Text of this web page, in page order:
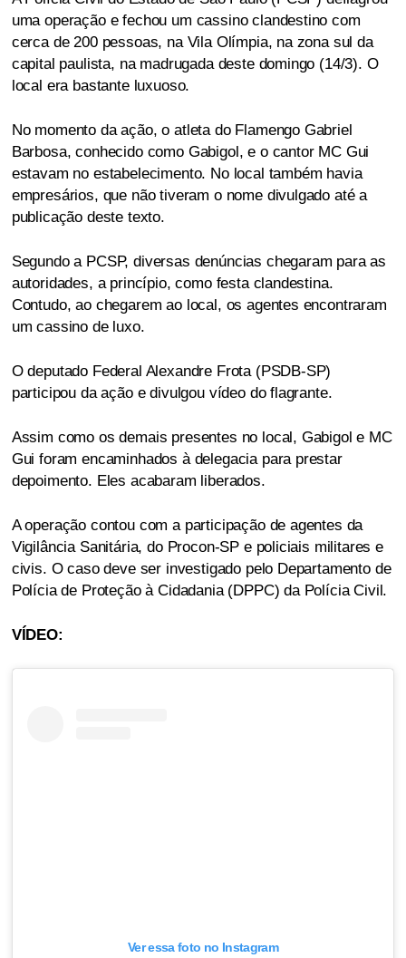
uma operação e fechou um cassino clandestino com
cerca de 200 pessoas, na Vila Olímpia, na zona sul da
capital paulista, na madrugada deste domingo (14/3). O
local era bastante luxuoso.
No momento da ação, o atleta do Flamengo Gabriel
Barbosa, conhecido como Gabigol, e o cantor MC Gui
estavam no estabelecimento. No local também havia
empresários, que não tiveram o nome divulgado até a
publicação deste texto.
Segundo a PCSP, diversas denúncias chegaram para as
autoridades, a princípio, como festa clandestina.
Contudo, ao chegarem ao local, os agentes encontraram
um cassino de luxo.
O deputado Federal Alexandre Frota (PSDB-SP)
participou da ação e divulgou vídeo do flagrante.
Assim como os demais presentes no local, Gabigol e MC
Gui foram encaminhados à delegacia para prestar
depoimento. Eles acabaram liberados.
A operação contou com a participação de agentes da
Vigilância Sanitária, do Procon-SP e policiais militares e
civis. O caso deve ser investigado pelo Departamento de
Polícia de Proteção à Cidadania (DPPC) da Polícia Civil.
VÍDEO:
Ver essa foto no Instagram